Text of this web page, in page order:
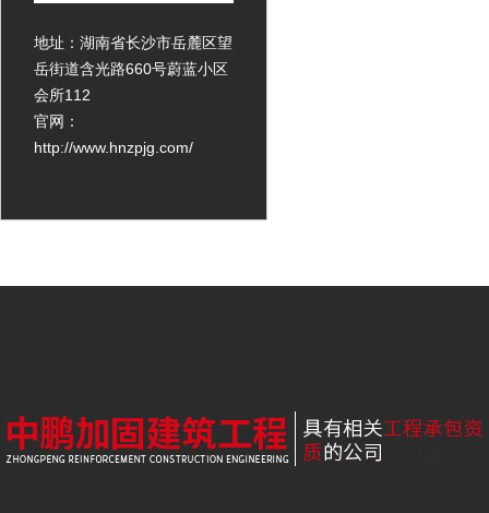
地址：湖南省长沙市岳麓区望
岳街道含光路660号蔚蓝小区
会所112
官网：
http://www.hnzpjg.com/